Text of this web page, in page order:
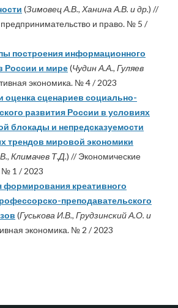
(Зимовец А.В., Ханина А.В. и др.) //
и право. № 5 /
построения информационного
России и мире(Чудин А.А., Гуляев
экономика. № 4 / 2023
оценка сценариев социально-
развития России в условиях
блокады и непредсказуемости
трендов мировой экономики
Климачев Т.Д.) // Экономические
№ 1 / 2023
формирования креативного
преподавательского
(Гуськова И.В., Грудзинский А.О. и
экономика. № 2 / 2023